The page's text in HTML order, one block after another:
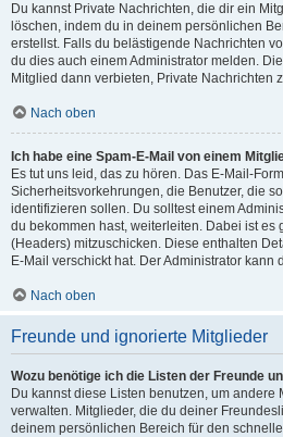
Du kannst Private Nachrichten, die dir ein
löschen, indem du in deinem persönlichen
erstellst. Falls du belästigende Nachrichten
du dies auch einem Administrator melden.
Mitglied dann verbieten, Private Nachrichten
Nach oben
Ich habe eine Spam-E-Mail von einem
Es tut uns leid, das zu hören. Das E-Mail-
Sicherheitsvorkehrungen, die Benutzer, die
identifizieren sollen. Du solltest einem
du bekommen hast, weiterleiten. Dabei ist es
(Headers) mitzuschicken. Diese enthalten
E-Mail verschickt hat. Der Administrator
Nach oben
Freunde und ignorierte Mitglieder
Wozu benötige ich die Listen der Freunde
Du kannst diese Listen benutzen, um andere
verwalten. Mitglieder, die du deiner
deinem persönlichen Bereich für den